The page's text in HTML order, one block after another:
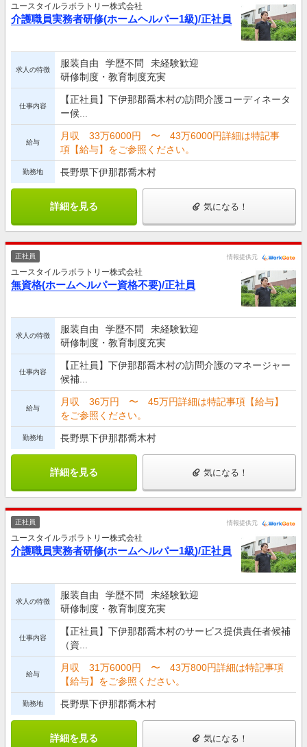
ユースタイルラボラトリー株式会社
介護職員実務者研修(ホームヘルパー1級)/正社員
求人の特徴
服装自由 学歴不問
未経験歓迎
研修制度・教育制度充実
仕事内容
【正社員】下伊那郡喬木村の訪問介護コーディネータ
ー候...
給与
月収 33万6000円 〜 43万6000円詳細は特記事
項【給与】をご参照ください。
勤務地 長野県下伊那郡喬木村
詳細を見る 気になる！
正社員 情報提供元
ユースタイルラボラトリー株式会社
無資格(ホームヘルパー資格不要)/正社員
求人の特徴
服装自由 学歴不問
未経験歓迎
研修制度・教育制度充実
仕事内容
【正社員】下伊那郡喬木村の訪問介護のマネージャー
候補...
給与
月収 36万円 〜 45万円詳細は特記事項【給与】
をご参照ください。
勤務地 長野県下伊那郡喬木村
詳細を見る 気になる！
正社員 情報提供元
ユースタイルラボラトリー株式会社
介護職員実務者研修(ホームヘルパー1級)/正社員
求人の特徴
服装自由 学歴不問
未経験歓迎
研修制度・教育制度充実
仕事内容
【正社員】下伊那郡喬木村のサービス提供責任者候補
（資...
給与
月収 31万6000円 〜 43万800円詳細は特記事項
【給与】をご参照ください。
勤務地 長野県下伊那郡喬木村
詳細を見る 気になる！